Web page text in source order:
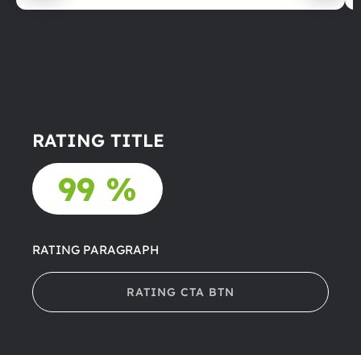
RATING TITLE
99 %
RATING PARAGRAPH
RATING CTA BTN